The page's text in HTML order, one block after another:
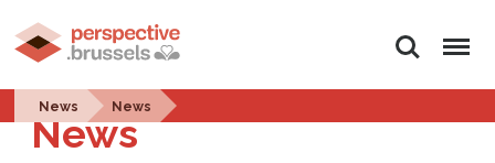
Zoeken Menu
News News
News